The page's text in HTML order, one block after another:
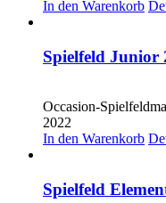
In den Warenkorb
Spielfeld Junior
Occasion-
2022
In den Warenkorb
Spielfeld